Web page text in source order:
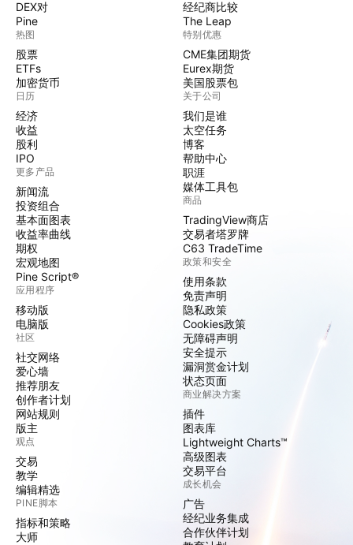
DEX对
Pine
热图
股票
ETFs
加密货币
日历
经济
收益
股利
IPO
更多产品
新闻流
投资组合
基本面图表
收益率曲线
期权
宏观地图
Pine Script®
应用程序
移动版
电脑版
社区
社交网络
爱心墙
推荐朋友
创作者计划
网站规则
版主
观点
交易
教学
编辑精选
PINE脚本
指标和策略
大师
经纪商比较
The Leap
特别优惠
CME集团期货
Eurex期货
美国股票包
关于公司
我们是谁
太空任务
博客
帮助中心
职涯
媒体工具包
商品
TradingView商店
交易者塔罗牌
C63 TradeTime
政策和安全
使用条款
免责声明
隐私政策
Cookies政策
无障碍声明
安全提示
漏洞赏金计划
状态页面
商业解决方案
插件
图表库
Lightweight Charts™
高级图表
交易平台
成长机会
广告
经纪业务集成
合作伙伴计划